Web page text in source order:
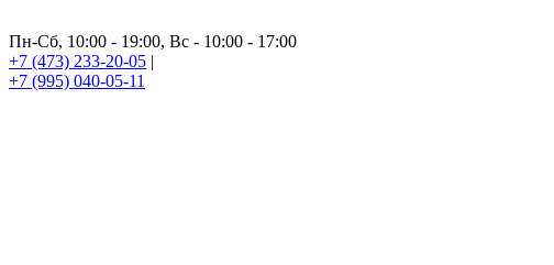
Пн-Сб, 10:00 - 19:00, Вс - 10:00 - 17:00
+7 (473) 233-20-05 |
+7 (995) 040-05-11